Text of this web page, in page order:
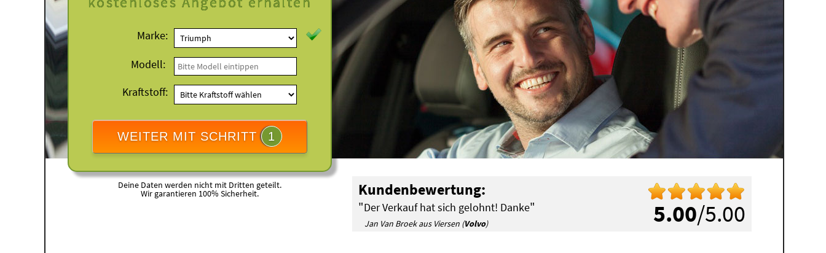
Marke:
Modell:
Kraftstoff:
WEITER MIT SCHRITT 1
Deine Daten werden nicht mit Dritten geteilt.
Wir garantieren 100% Sicherheit.
5.00/5.00
Kundenbewertung:
"Der Verkauf hat sich gelohnt! Danke"
Jan Van Broek aus Viersen (Volvo)